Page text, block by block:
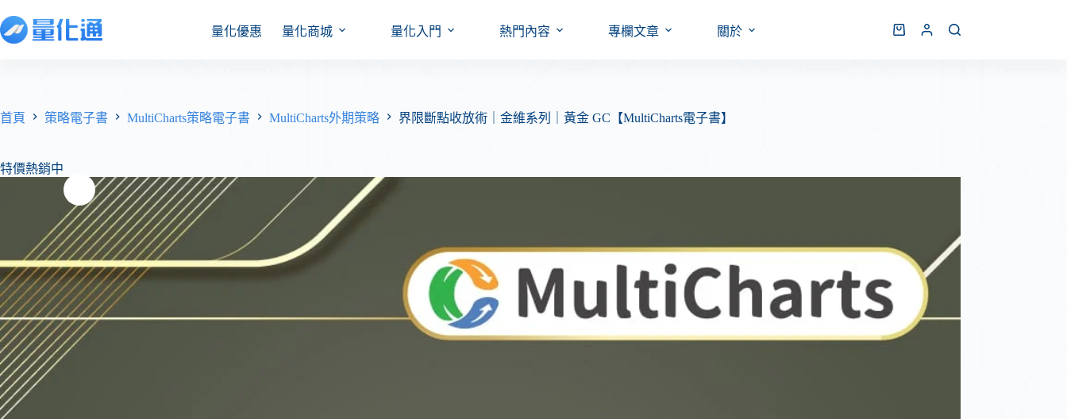
量化優惠 量化商城 量化入門 熱門內容 專欄文章 關於
首頁 策略電子書 MultiCharts策略電子書 MultiCharts外期策略 界限斷點收放術｜金維系列｜黃金 GC【MultiCharts電子書】
特價熱銷中